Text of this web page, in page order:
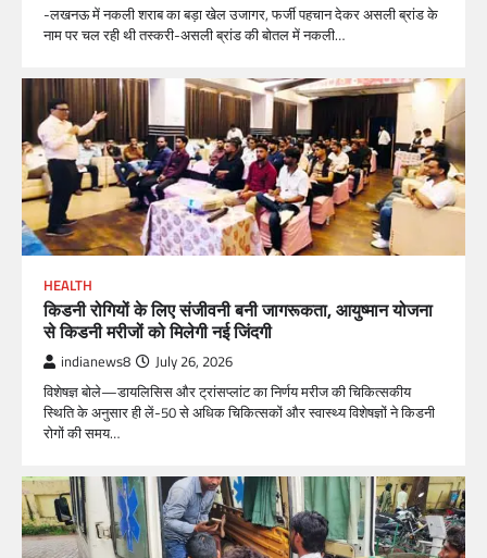
-लखनऊ में नकली शराब का बड़ा खेल उजागर, फर्जी पहचान देकर असली ब्रांड के
नाम पर चल रही थी तस्करी-असली ब्रांड की बोतल में नकली…
HEALTH
किडनी रोगियों के लिए संजीवनी बनी जागरूकता, आयुष्मान योजना
से किडनी मरीजों को मिलेगी नई जिंदगी
indianews8 July 26, 2026
विशेषज्ञ बोले—डायलिसिस और ट्रांसप्लांट का निर्णय मरीज की चिकित्सकीय
स्थिति के अनुसार ही लें-50 से अधिक चिकित्सकों और स्वास्थ्य विशेषज्ञों ने किडनी
रोगों की समय…